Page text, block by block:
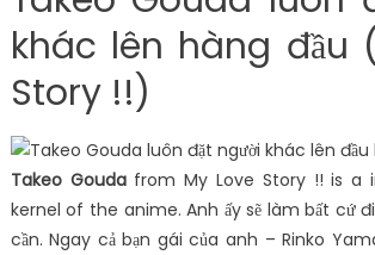
khác lên hàng đầu
Story !!)
Takeo Goudafrom My Love Story !! is a
kernel of the anime. Anh ấy sẽ làm bất cứ
cần. Ngay cả bạn gái của anh – Rinko